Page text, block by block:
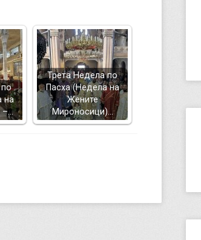
на
–…
Трета Недела по
Пасха (Недела на
Жените
Мироносици)…